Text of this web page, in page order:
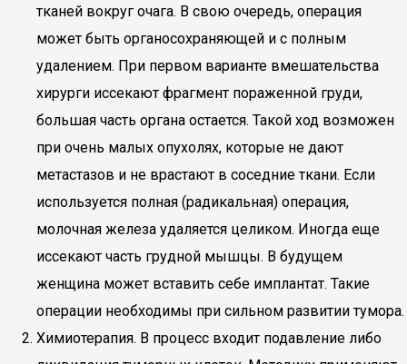
тканей вокруг очага. В свою очередь, операция
может быть органосохраняющей и с полным
удалением. При первом варианте вмешательства
хирурги иссекают фрагмент пораженной груди,
большая часть органа остается. Такой ход возможен
при очень малых опухолях, которые не дают
метастазов и не врастают в соседние ткани. Если
используется полная (радикальная) операция,
молочная железа удаляется целиком. Иногда еще
иссекают часть грудной мышцы. В будущем
женщина может вставить себе имплантат. Такие
операции необходимы при сильном развитии тумора.
Химиотерапия. В процесс входит подавление либо